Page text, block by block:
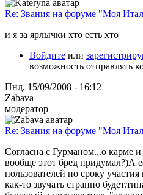
Re: Звания на форуме "Моя
и я за ярлычки хто есть хто
Войдите или
возможность отправлять
Пнд, 15/09/2008 - 16:12
Zabava
модератор
Re: Звания на форуме "Моя
Согласна с Гурманом...о карме
вообще этот бред придумал?)А
пользователей по сроку
как-то звучать странно